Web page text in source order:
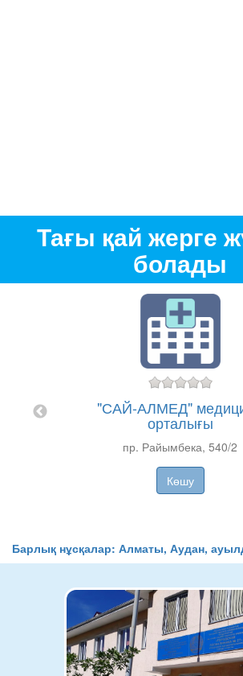
Тағы қай жерге
болады
"САЙ-АЛМЕД"
орталығы
пр. Райымбека, 540/2
Көшу
Барлық нұсқалар: Алматы, Аудан,